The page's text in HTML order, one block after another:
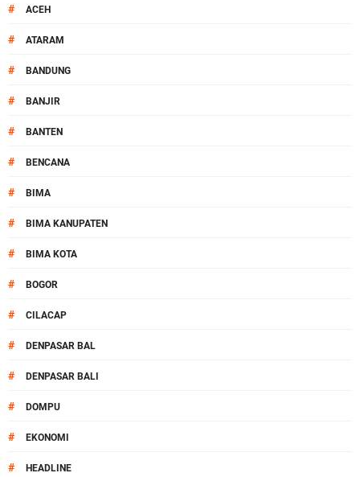
# ACEH
# ATARAM
# BANDUNG
# BANJIR
# BANTEN
# BENCANA
# BIMA
# BIMA KANUPATEN
# BIMA KOTA
# BOGOR
# CILACAP
# DENPASAR BAL
# DENPASAR BALI
# DOMPU
# EKONOMI
# HEADLINE